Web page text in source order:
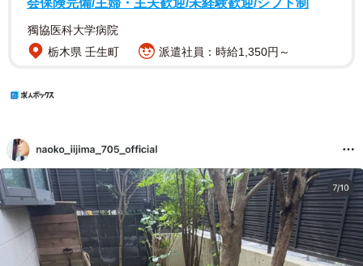
獨協医科大学病院
栃木県 壬生町
派遣社員：時給1,350円～